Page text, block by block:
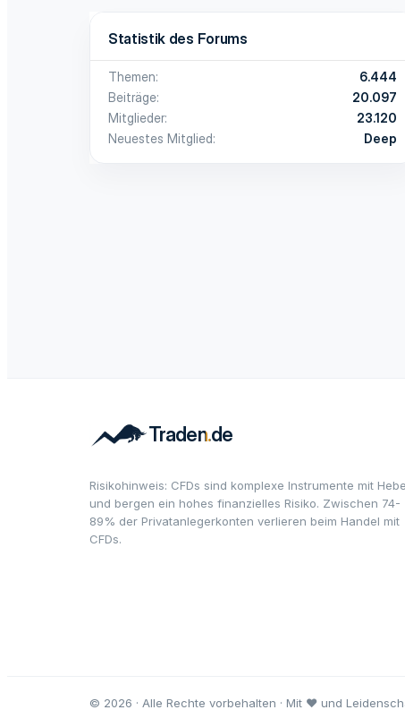
Statistik des Forums
Themen
6.444
Beiträge
20.097
Mitglieder
23.120
Neuestes Mitglied
Deep
Risikohinweis: CFDs sind komplexe Instrumente mit
und bergen ein hohes finanzielles Risiko. Zwischen 74-
89% der Privatanlegerkonten verlieren beim Handel mit
CFDs.
© 2026 · Alle Rechte vorbehalten · Mit ♥ und